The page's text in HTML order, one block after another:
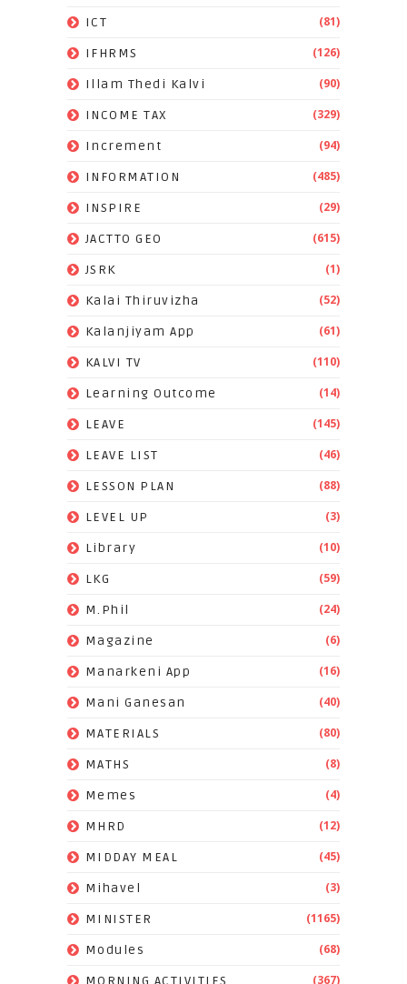
ICT (81)
IFHRMS (126)
Illam Thedi Kalvi (90)
INCOME TAX (329)
Increment (94)
INFORMATION (485)
INSPIRE (29)
JACTTO GEO (615)
JSRK (1)
Kalai Thiruvizha (52)
Kalanjiyam App (61)
KALVI TV (110)
Learning Outcome (14)
LEAVE (145)
LEAVE LIST (46)
LESSON PLAN (88)
LEVEL UP (3)
Library (10)
LKG (59)
M.Phil (24)
Magazine (6)
Manarkeni App (16)
Mani Ganesan (40)
MATERIALS (80)
MATHS (8)
Memes (4)
MHRD (12)
MIDDAY MEAL (45)
Mihavel (3)
MINISTER (1165)
Modules (68)
MORNING ACTIVITIES (367)